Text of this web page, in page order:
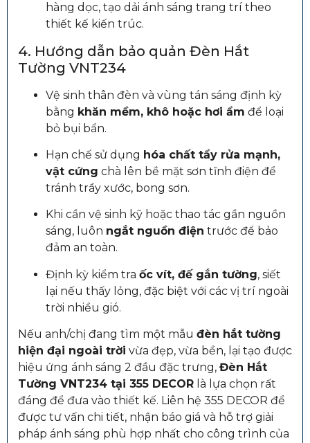
hàng dọc, tạo dải ánh sáng trang trí theo
thiết kế kiến trúc.
4. Hướng dẫn bảo quản Đèn Hắt
Tường VNT234
Vệ sinh thân đèn và vùng tán sáng định kỳ
bằng khăn mềm, khô hoặc hơi ẩm để loại
bỏ bụi bẩn.
Hạn chế sử dụng hóa chất tẩy rửa mạnh,
vật cứng chà lên bề mặt sơn tĩnh điện để
tránh trầy xước, bong sơn.
Khi cần vệ sinh kỹ hoặc thao tác gần nguồn
sáng, luôn ngắt nguồn điện trước để bảo
đảm an toàn.
Định kỳ kiểm tra ốc vít, đế gắn tường, siết
lại nếu thấy lỏng, đặc biệt với các vị trí ngoài
trời nhiều gió.
Nếu anh/chị đang tìm một mẫu đèn hắt tường
hiện đại ngoài trời vừa đẹp, vừa bền, lại tạo được
hiệu ứng ánh sáng 2 đầu đặc trưng, Đèn Hắt
Tường VNT234 tại 355 DECOR là lựa chọn rất
đáng để đưa vào thiết kế. Liên hệ 355 DECOR để
được tư vấn chi tiết, nhận báo giá và hỗ trợ giải
pháp ánh sáng phù hợp nhất cho công trình của